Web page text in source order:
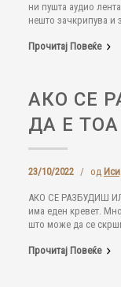
ни пушта аудио
нешто зачкрипува и
Прочитај Повеќе
АКО СЕ
ДА Е
23/10/2022 / од
АКО СЕ РАЗБУДИШ
има еден кревет.
што може да се
Прочитај Повеќе